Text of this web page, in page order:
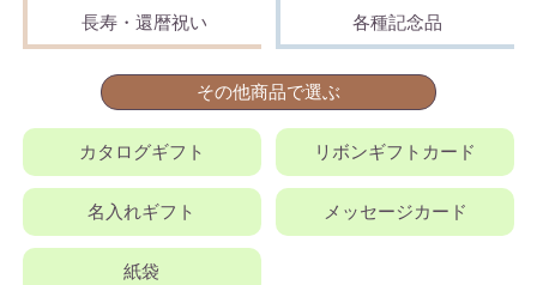
長寿・還暦祝い 各種記念品
その他商品で選ぶ
カタログギフト リボンギフトカード
名入れギフト メッセージカード
紙袋